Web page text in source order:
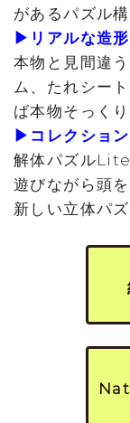
があるパズル
▶リアルな造形
本物と見間違
ム、たれシー
ば本物そっく
▶コレクション
解体パズルLite
遊びながら頭
新しい立体パ